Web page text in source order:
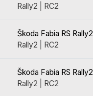
Rally2 | RC2
Škoda Fabia RS Rally2
Rally2 | RC2
Škoda Fabia RS Rally2
Rally2 | RC2